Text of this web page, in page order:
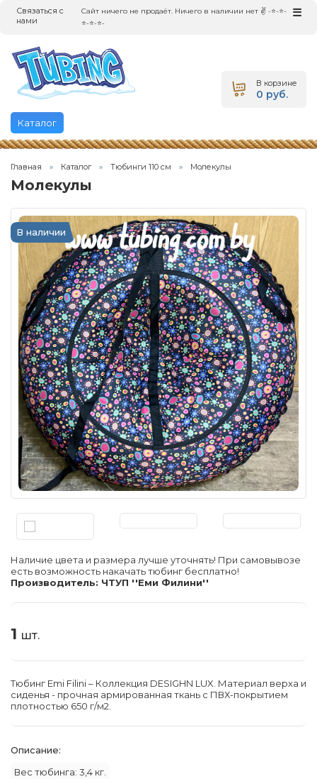
Связаться с
нами
Сайт ничего не продаёт. Ничего в наличии нет ✌ -⭐-⭐-
⭐-⭐-⭐-
☰
Каталог
В корзине
0 руб.
Главная Каталог Тюбинги 110 см Молекулы
Молекулы
В наличии
Наличие цвета и размера лучше уточнять! При самовывозе
есть возможность накачать тюбинг бесплатно!
Производитель: ЧТУП ''Еми Филини''
1 шт.
Тюбинг Emi Filini – Коллекция DESIGHN LUX. Материал верха и
сиденья - прочная армированная ткань с ПВХ-покрытием
плотностью 650 г/м2.
Описание:
Вес тюбинга: 3,4 кг.